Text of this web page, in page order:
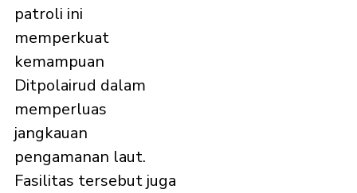
patroli ini
memperkuat
kemampuan
Ditpolairud dalam
memperluas
jangkauan
pengamanan laut.
Fasilitas tersebut juga